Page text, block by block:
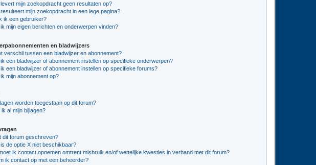
mijn zoekopdracht geen resultaten op?
mijn zoekopdracht in een lege pagina?
ik een gebruiker?
mijn eigen berichten en onderwerpen vinden?
en bladwijzers
verschil tussen een bladwijzer en abonnement?
een bladwijzer of abonnement instellen op specifieke onderwerpen?
een bladwijzer of abonnement instellen op specifieke forums?
mijn abonnement op?
worden toegestaan op dit forum?
ik al mijn bijlagen?
dit forum geschreven?
de optie X niet beschikbaar?
ik contact opnemen omtrent misbruik en/of wettelijke kwesties in verband met dit forum?
ik contact op met een beheerder?